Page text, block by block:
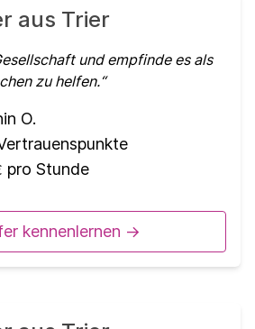
aus Trier
und empfinde es als
zu helfen.
O.
pro Stunde
kennenlernen ->